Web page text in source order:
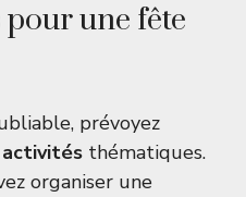
une fête
prévoyez
thématiques.
organiser une